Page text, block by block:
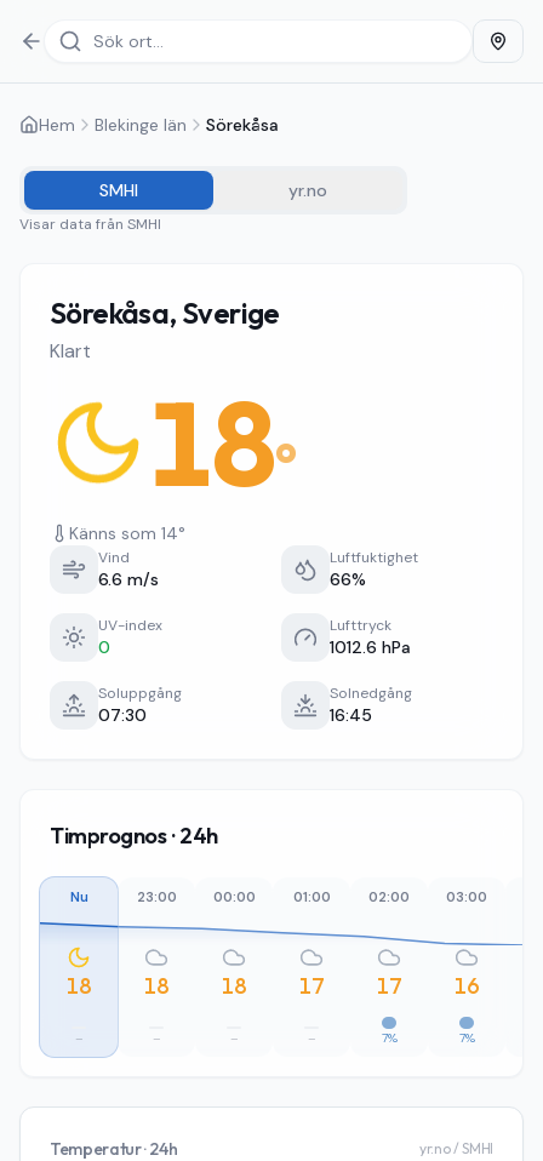
Hem Blekinge län Sörekåsa
SMHI yr.no
Visar data från SMHI
Sörekåsa, Sverige
Klart
18°
Känns som 14°
Vind
6.6 m/s
Luftfuktighet
66%
UV-index
0
Lufttryck
1012.6 hPa
Soluppgång
07:30
Solnedgång
16:45
Timprognos · 24h
Nu
18
–
23:00
18
–
00:00
18
–
01:00
17
–
02:00
17
7%
03:00
16
7%
Temperatur · 24h yr.no / SMHI